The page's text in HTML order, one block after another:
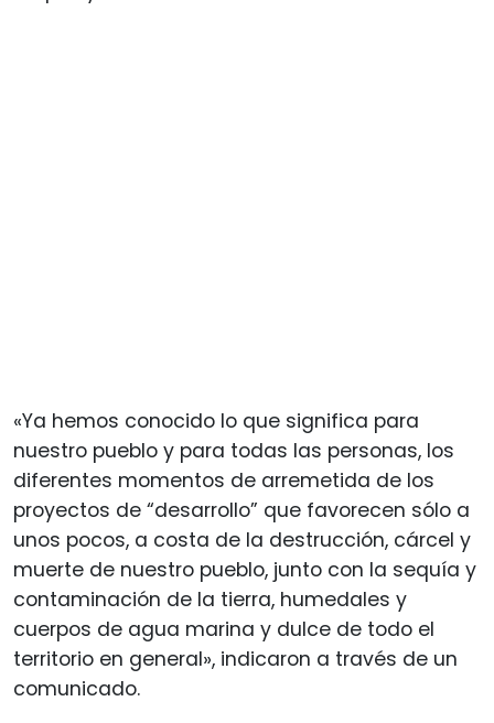
«Ya hemos conocido lo que significa para
nuestro pueblo y para todas las personas, los
diferentes momentos de arremetida de los
proyectos de “desarrollo” que favorecen sólo a
unos pocos, a costa de la destrucción, cárcel y
muerte de nuestro pueblo, junto con la sequía y
contaminación de la tierra, humedales y
cuerpos de agua marina y dulce de todo el
territorio en general», indicaron a través de un
comunicado.